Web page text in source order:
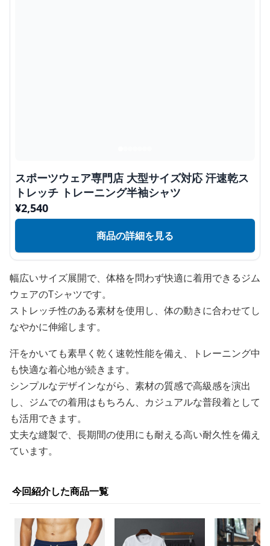
スポーツウェア専門店 大型サイズ対応 汗速乾ス
トレッチ トレーニング半袖シャツ
¥2,540
商品の詳細を見る
幅広いサイズ展開で、体格を問わず快適に着用できるジム
ウェアのTシャツです。
ストレッチ性のある素材を使用し、体の動きに合わせてし
なやかに伸縮します。
汗をかいても素早く乾く速乾性能を備え、トレーニング中
も快適な着心地が続きます。
シンプルなデザインながら、素材の質感で高級感を演出
し、ジムでの着用はもちろん、カジュアルな普段着として
も活用できます。
丈夫な縫製で、長期間の使用にも耐える高い耐久性を備え
ています。
今回紹介した商品一覧